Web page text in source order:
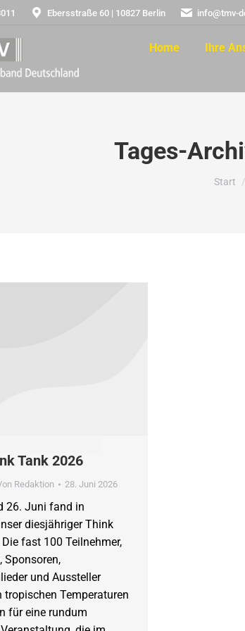
Ebersstraße 60 | 10827 Berlin info@tmv-
Home Ihre
Tages-
Sie
Start
Tank 2026
Redaktion 28. Juni 2026
26. Juni fand in
diesjähriger Think
fast 100 Teilnehmer,
Sponsoren,
und Aussteller
tropischen Temperaturen
für eine rundum